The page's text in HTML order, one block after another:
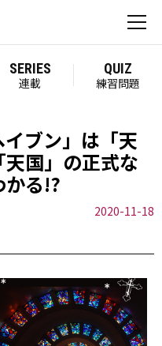
SERIES
連載
QUIZ
練習問題
ブン」は「天
国」の正式な
かる!?
2020-11-18